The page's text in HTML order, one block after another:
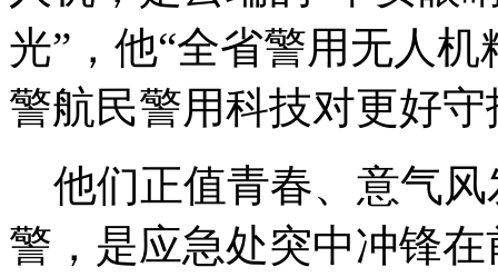
光”，他“全省警用无人
警航民警用科技对更好
他们正值青春、意气风
警，是应急处突中冲锋